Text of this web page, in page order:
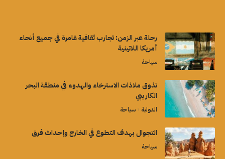
رحلة عبر الزمن: تجارب ثقافية غامرة في جميع أنحاء
أمريكا اللاتينية
سياحة
تذوق ملاذات الاسترخاء والهدوء في منطقة البحر
الكاريبي
الدولية سياحة
التجوال بهدف التطوع في الخارج وإحداث فرق
سياحة